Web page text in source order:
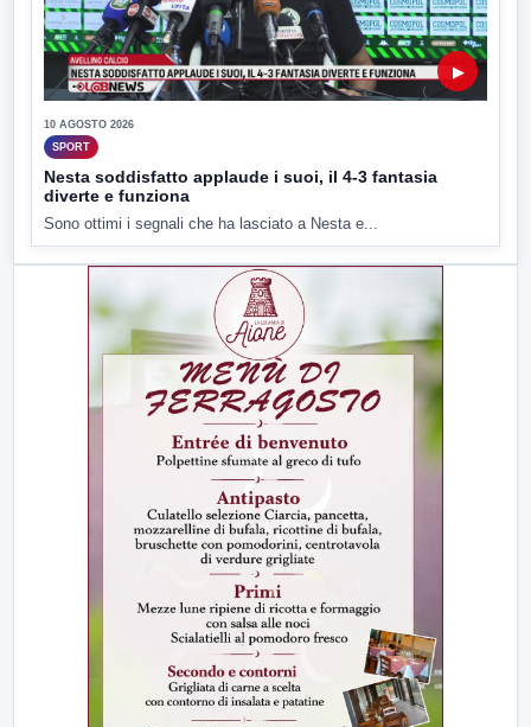
▶
10 AGOSTO 2026
SPORT
Nesta soddisfatto applaude i suoi, il 4-3 fantasia
diverte e funziona
Sono ottimi i segnali che ha lasciato a Nesta e...